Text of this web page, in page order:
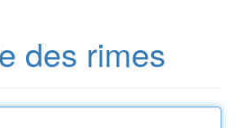
des rimes